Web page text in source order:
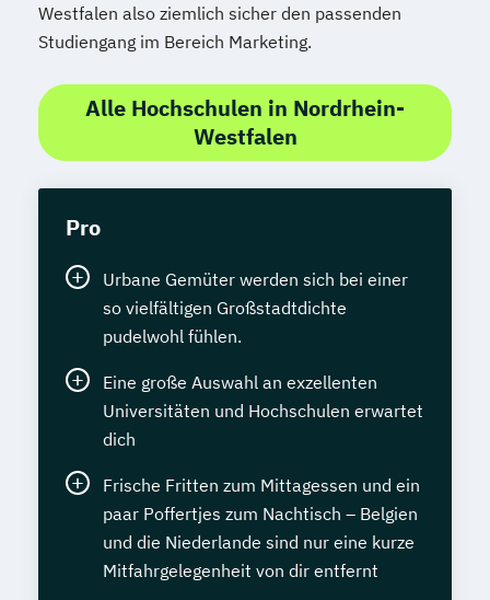
Westfalen also ziemlich sicher den passenden
Studiengang im Bereich Marketing.
Alle Hochschulen in Nordrhein-
Westfalen
Pro
Urbane Gemüter werden sich bei einer
so vielfältigen Großstadtdichte
pudelwohl fühlen.
Eine große Auswahl an exzellenten
Universitäten und Hochschulen erwartet
dich
Frische Fritten zum Mittagessen und ein
paar Poffertjes zum Nachtisch – Belgien
und die Niederlande sind nur eine kurze
Mitfahrgelegenheit von dir entfernt